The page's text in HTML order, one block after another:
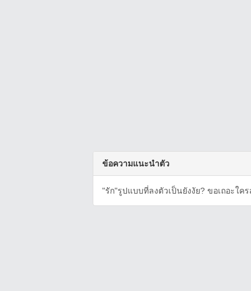
ข้อความแนะนำตัว
"รัก"รูปแบบที่ลงตัวเป็นยังงัย? ขอเถอะใ